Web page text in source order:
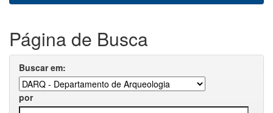
Página de Busca
Buscar em:
por